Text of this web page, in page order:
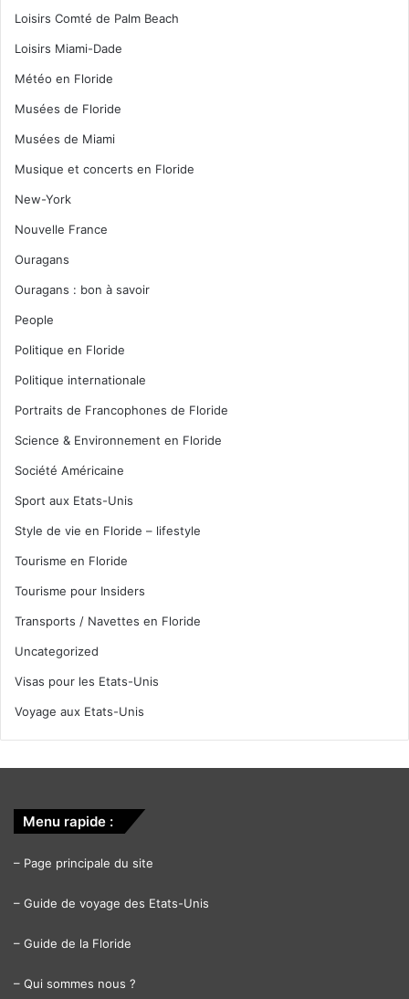
Loisirs Comté de Palm Beach
Loisirs Miami-Dade
Météo en Floride
Musées de Floride
Musées de Miami
Musique et concerts en Floride
New-York
Nouvelle France
Ouragans
Ouragans : bon à savoir
People
Politique en Floride
Politique internationale
Portraits de Francophones de Floride
Science & Environnement en Floride
Société Américaine
Sport aux Etats-Unis
Style de vie en Floride – lifestyle
Tourisme en Floride
Tourisme pour Insiders
Transports / Navettes en Floride
Uncategorized
Visas pour les Etats-Unis
Voyage aux Etats-Unis
Menu rapide :
– Page principale du site
– Guide de voyage des Etats-Unis
– Guide de la Floride
– Qui sommes nous ?